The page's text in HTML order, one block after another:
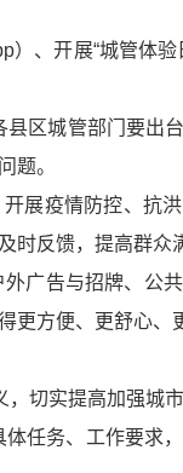
、开展“城管体验
县区城管部门要出
题。
展疫情防控、抗
时反馈，提高群众
广告与招牌、公
更方便、更舒心、
，切实提高加强城
任务、工作要求